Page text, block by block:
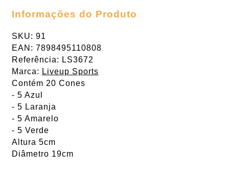
Informações do Produto
SKU: 91
EAN: 7898495110808
Referência: LS3672
Marca: Liveup Sports
Contém 20 Cones
- 5 Azul
- 5 Laranja
- 5 Amarelo
- 5 Verde
Altura 5cm
Diâmetro 19cm